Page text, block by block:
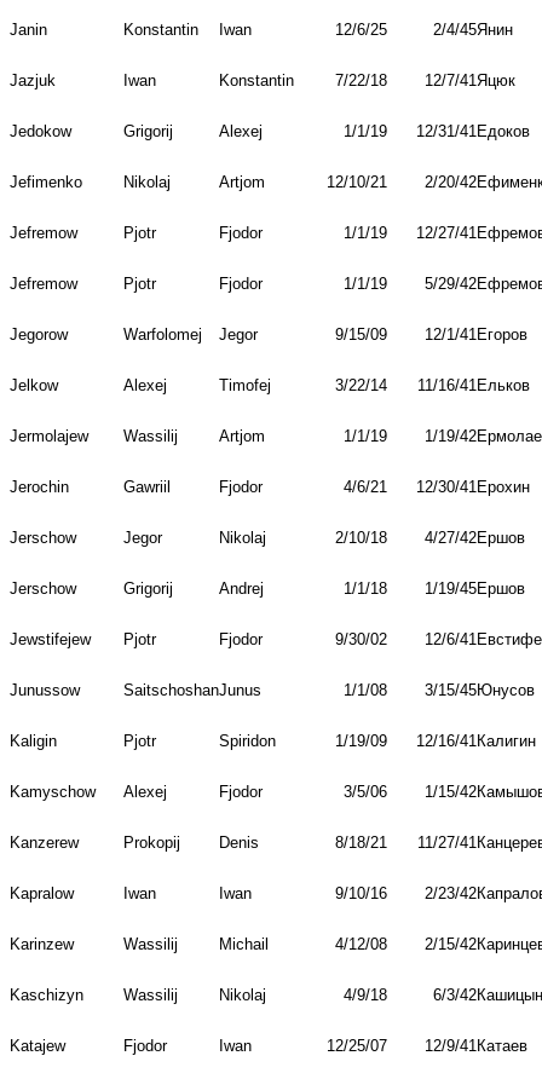
Janin Konstantin Iwan 12/6/25 2/4/45Янин
Jazjuk Iwan Konstantin 7/22/18 12/7/41Яцюк
Jedokow Grigorij Alexej 1/1/19 12/31/41Едоков
Jefimenko Nikolaj Artjom 12/10/21 2/20/42
Jefremow Pjotr Fjodor 1/1/19 12/27/41
Jefremow Pjotr Fjodor 1/1/19 5/29/42
Jegorow Warfolomej Jegor 9/15/09 12/1/41Егоров
Jelkow Alexej Timofej 3/22/14 11/16/41Ельков
Jermolajew Wassilij Artjom 1/1/19 1/19/42
Jerochin Gawriil Fjodor 4/6/21 12/30/41Ерохин
Jerschow Jegor Nikolaj 2/10/18 4/27/42Ершов
Jerschow Grigorij Andrej 1/1/18 1/19/45Ершов
Jewstifejew Pjotr Fjodor 9/30/02 12/6/41
Junussow SaitschoshanJunus 1/1/08 3/15/45Юнусов
Kaligin Pjotr Spiridon 1/19/09 12/16/41Калигин
Kamyschow Alexej Fjodor 3/5/06 1/15/42
Kanzerew Prokopij Denis 8/18/21 11/27/41
Kapralow Iwan Iwan 9/10/16 2/23/42
Karinzew Wassilij Michail 4/12/08 2/15/42
Kaschizyn Wassilij Nikolaj 4/9/18 6/3/42Кашицын
Katajew Fjodor Iwan 12/25/07 12/9/41Катаев